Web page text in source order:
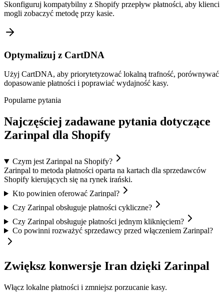
Skonfiguruj kompatybilny z Shopify przepływ płatności, aby klienci
mogli zobaczyć metodę przy kasie.
Optymalizuj z CartDNA
Użyj CartDNA, aby priorytetyzować lokalną trafność, porównywać
dopasowanie płatności i poprawiać wydajność kasy.
Popularne pytania
Najczęściej zadawane pytania dotyczące
Zarinpal dla Shopify
Czym jest Zarinpal na Shopify?
Zarinpal to metoda płatności oparta na kartach dla sprzedawców
Shopify kierujących się na rynek irański.
Kto powinien oferować Zarinpal?
Czy Zarinpal obsługuje płatności cykliczne?
Czy Zarinpal obsługuje płatności jednym kliknięciem?
Co powinni rozważyć sprzedawcy przed włączeniem Zarinpal?
Zwiększ konwersje Iran dzięki Zarinpal
Włącz lokalne płatności i zmniejsz porzucanie kasy.